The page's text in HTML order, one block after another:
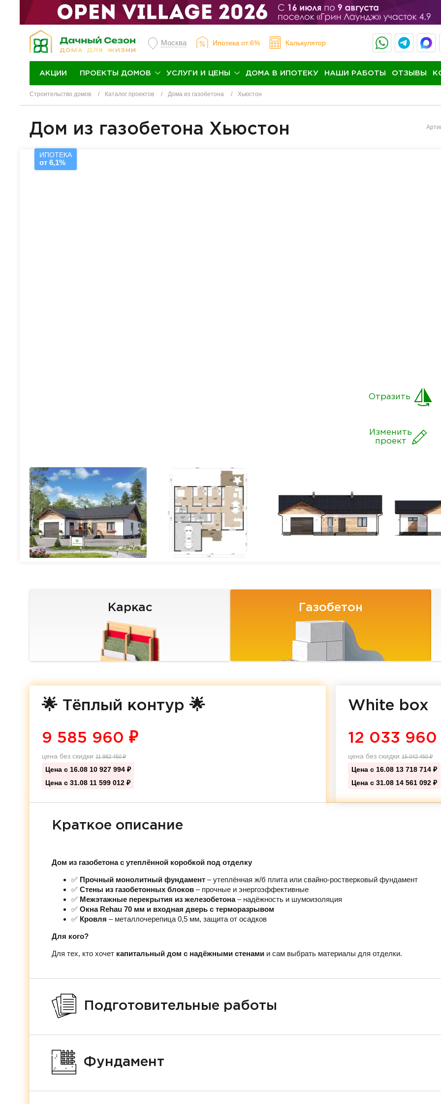
Москва Ипотека от 6% Калькулятор
АКЦИИ ПРОЕКТЫ ДОМОВ УСЛУГИ И ЦЕНЫ ДОМА В ИПОТЕКУ НАШИ РАБОТЫ ОТЗЫВЫ
Строительство домов Каталог проектов Дома из газобетона Хьюстон
Дом из газобетона Хьюстон
ИПОТЕКА
от 6,1%
Изменить
проект
Отразить
Каркас Газобетон
🌟 Тёплый контур 🌟
9 585 960 ₽
цена без скидки 11 982 450₽
Цена с 16.08 10 927 994 ₽
Цена с 31.08 11 599 012 ₽
White box
12 033 960
цена без скидки 15 042 450₽
Цена с 16.08 13 718 714 ₽
Цена с 31.08 14 561 092 ₽
Краткое описание
Дом из газобетона с утеплённой коробкой под отделку
✅ Прочный монолитный фундамент – утеплённая ж/б плита или свайно-ростверковый фундамент
✅ Стены из газобетонных блоков – прочные и энергоэффективные
✅ Межэтажные перекрытия из железобетона– надёжность и шумоизоляция
✅ Окна Rehau 70 мм и входная дверь с терморазрывом
✅ Кровля – металлочерепица 0,5 мм, защита от осадков
Для кого?
Для тех, кто хочет капитальный дом с надёжными стенами и сам выбрать материалы для отделки.
Подготовительные работы
Фундамент